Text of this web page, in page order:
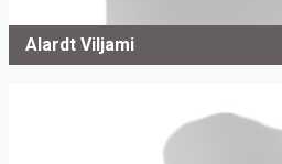
Alardt Viljami